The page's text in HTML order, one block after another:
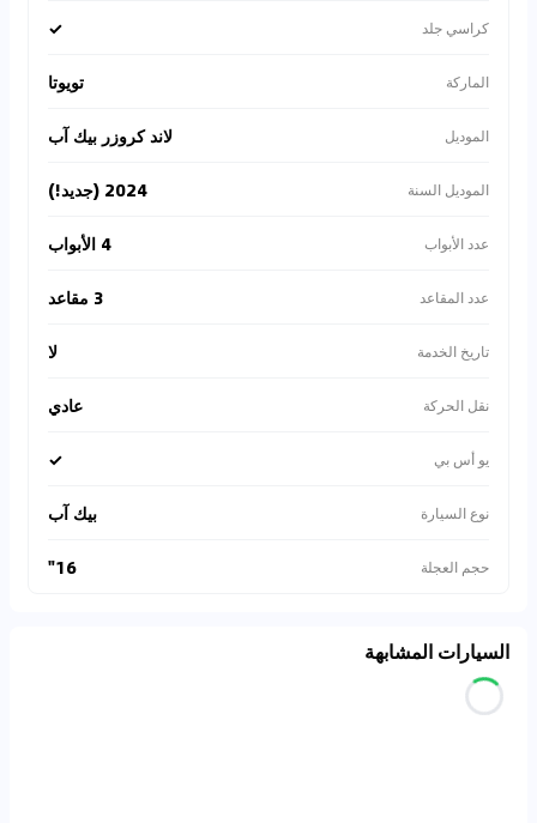
كراسي جلد ✓
الماركة تويوتا
الموديل لاند كروزر بيك آب
الموديل السنة 2024 (جديد!)
عدد الأبواب 4 الأبواب
عدد المقاعد 3 مقاعد
تاريخ الخدمة لا
نقل الحركة عادي
يو أس بي ✓
نوع السيارة بيك آب
حجم العجلة 16"
السيارات المشابهة